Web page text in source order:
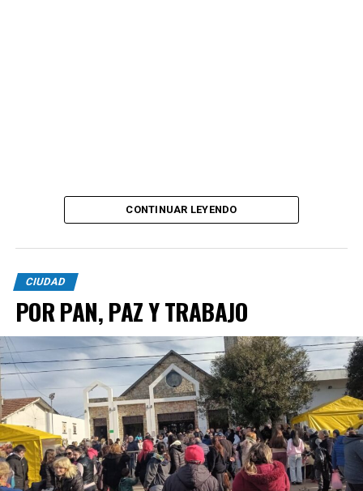
CONTINUAR LEYENDO
CIUDAD
POR PAN, PAZ Y TRABAJO